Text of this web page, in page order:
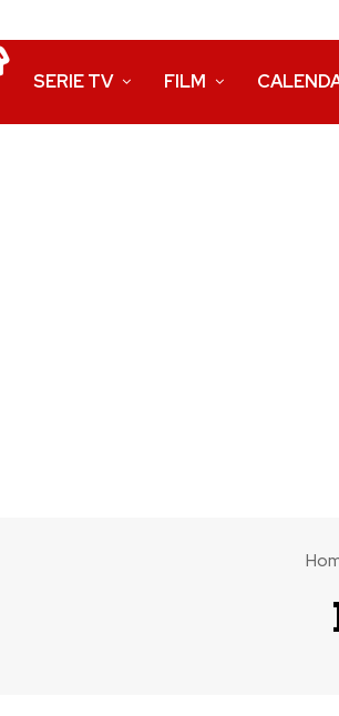
SERIE TV FILM